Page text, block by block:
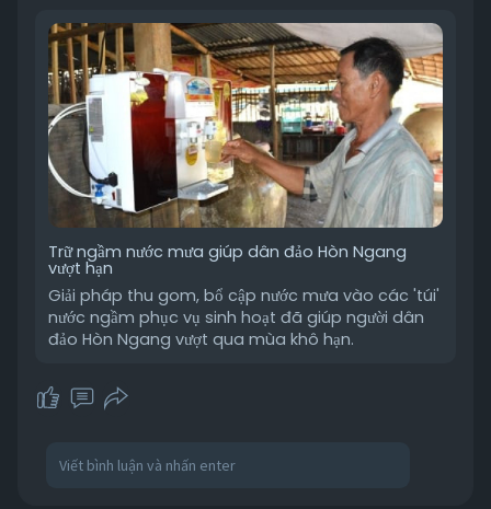
Trữ ngầm nước mưa giúp dân đảo Hòn Ngang
vượt hạn
Giải pháp thu gom, bổ cập nước mưa vào các 'túi'
nước ngầm phục vụ sinh hoạt đã giúp người dân
đảo Hòn Ngang vượt qua mùa khô hạn.